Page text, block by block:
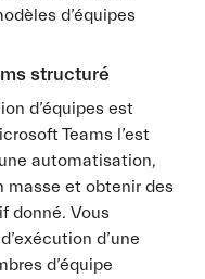
d’équipes
structuré
d’équipes est
Teams l’est
automatisation,
masse et obtenir des
donné. Vous
d’une
d’équipe